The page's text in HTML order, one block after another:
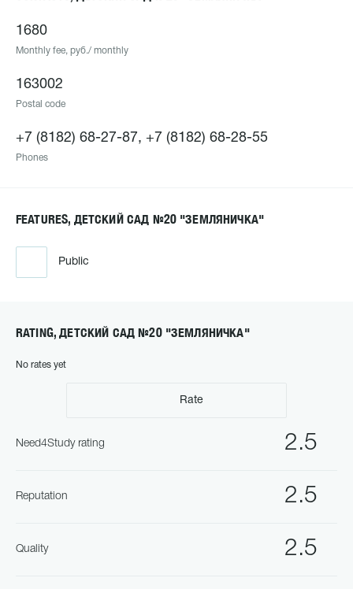
1680
Monthly fee, руб./ monthly
163002
Postal code
+7 (8182) 68-27-87, +7 (8182) 68-28-55
Phones
FEATURES, ДЕТСКИЙ САД №20 "ЗЕМЛЯНИЧКА"
Public
RATING, ДЕТСКИЙ САД №20 "ЗЕМЛЯНИЧКА"
No rates yet
Rate
2.5
Need4Study rating
2.5
Reputation
2.5
Quality